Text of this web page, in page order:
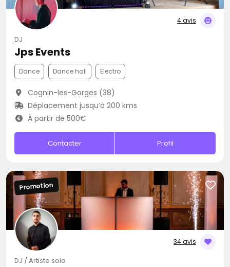
4 avis
DJ
Jps Events
Dance Dance hall Electro
Cognin-les-Gorges (38)
Déplacement jusqu’à 200 kms
À partir de 500€
Contacter Profil
34 avis
Promotion
DJ / Artiste solo